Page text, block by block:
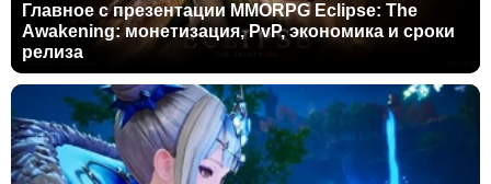
Главное с презентации MMORPG Eclipse: The
Awakening: монетизация, PvP, экономика и сроки
релиза